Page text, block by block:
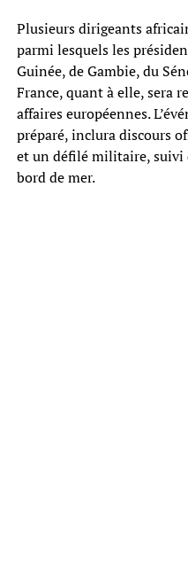
Plusieurs dirigeants
parmi lesquels les
Guinée, de Gambie, du
France, quant à elle, sera
affaires européennes.
préparé, inclura discours
et un défilé militaire, suivi
bord de mer.